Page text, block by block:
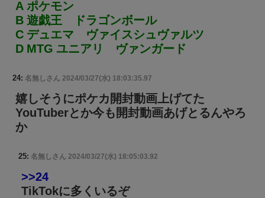
A ポケモン
B 遊戯王 ドラゴンボール
C デュエマ ヴァイスシュヴァルツ
D MTG ユニアリ ヴァンガード
24: 名無しさん 2024/03/27(水) 18:03:35.97
嬉しそうにポケカ開封動画上げてた
YouTuberとか今も開封動画あげとるんやろ
か
25: 名無しさん 2024/03/27(水) 18:05:03.92
>>24
TikTokに多くいるぞ